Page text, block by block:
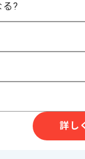
験
へ
140時間〜180時間
る?
詳し